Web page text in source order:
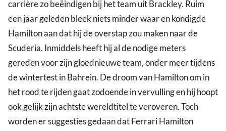
carrière zo beëindigen bij het team uit Brackley. Ruim
een jaar geleden bleek niets minder waar en kondigde
Hamilton aan dat hij de overstap zou maken naar de
Scuderia. Inmiddels heeft hij al de nodige meters
gereden voor zijn gloednieuwe team, onder meer tijdens
de wintertest in Bahrein. De droom van Hamilton om in
het rood te rijden gaat zodoende in vervulling en hij hoopt
ook gelijk zijn achtste wereldtitel te veroveren. Toch
worden er suggesties gedaan dat Ferrari Hamilton